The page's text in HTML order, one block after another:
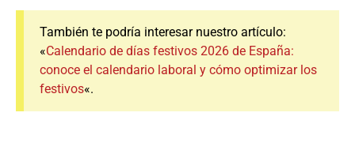
También te podría interesar nuestro artículo:
«Calendario de días festivos 2026 de España:
conoce el calendario laboral y cómo optimizar los
festivos«.